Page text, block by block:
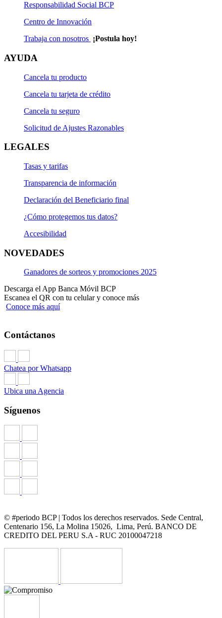
Responsabilidad Social BCP
Centro de Innovación
Trabaja con nosotros ¡Postula hoy!
AYUDA
Cancela tu producto
Cancela tu tarjeta de crédito
Cancela tu seguro
Solicitud de Ajustes Razonables
LEGALES
Tasas y tarifas
Transparencia de información
Declaración del Beneficiario final
¿Cómo protegemos tus datos?
Accesibilidad
NOVEDADES
Ganadores de sorteos y promociones 2025
Descarga el App Banca Móvil BCP
Escanea el QR con tu celular y conoce más
Conoce más aquí
Contáctanos
Chatea por Whatsapp
Ubica una Agencia
Síguenos
© #periodo BCP | Todos los derechos reservados. Sede Central,
Centenario 156, La Molina 15026, Lima, Perú. BANCO DE
CREDITO DEL PERU S.A - RUC 20100047218